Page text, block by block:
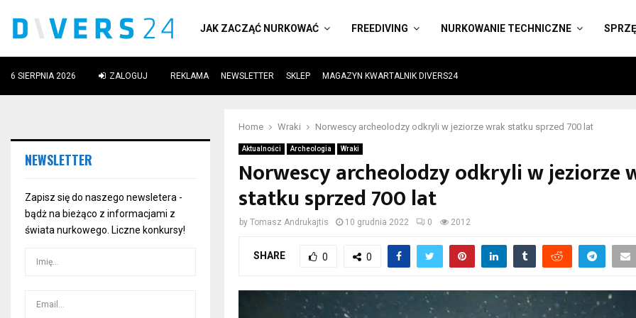
JAK ZACZĄĆ NURKOWAĆ FREEDIVING NURKOWANIE TECHNICZNE
6 SIERPNIA 2026 ZALOGUJ REKLAMA NEWSLETTER SKLEP MAGAZYN KWARTALNIK DIVERS24
Home Wraki Norwescy archeolodzy odkryli w jeziorze wrak statku sprzed 700 lat
Aktualności Archeologia Wraki
Norwescy archeolodzy odkryli w jeziorze
statku sprzed 700 lat
byTomasz Andrukajtis 10 grudnia 2022 0 2012
SHARE 0 0
NEWSLETTER
Zapisz się do naszego newsletera -
bądż na bieżąco z informacjami z
świata nurkowego. Liczne konkursy!